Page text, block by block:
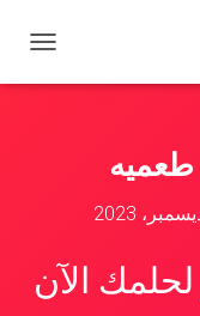
ب
ل
طعميه
الآن